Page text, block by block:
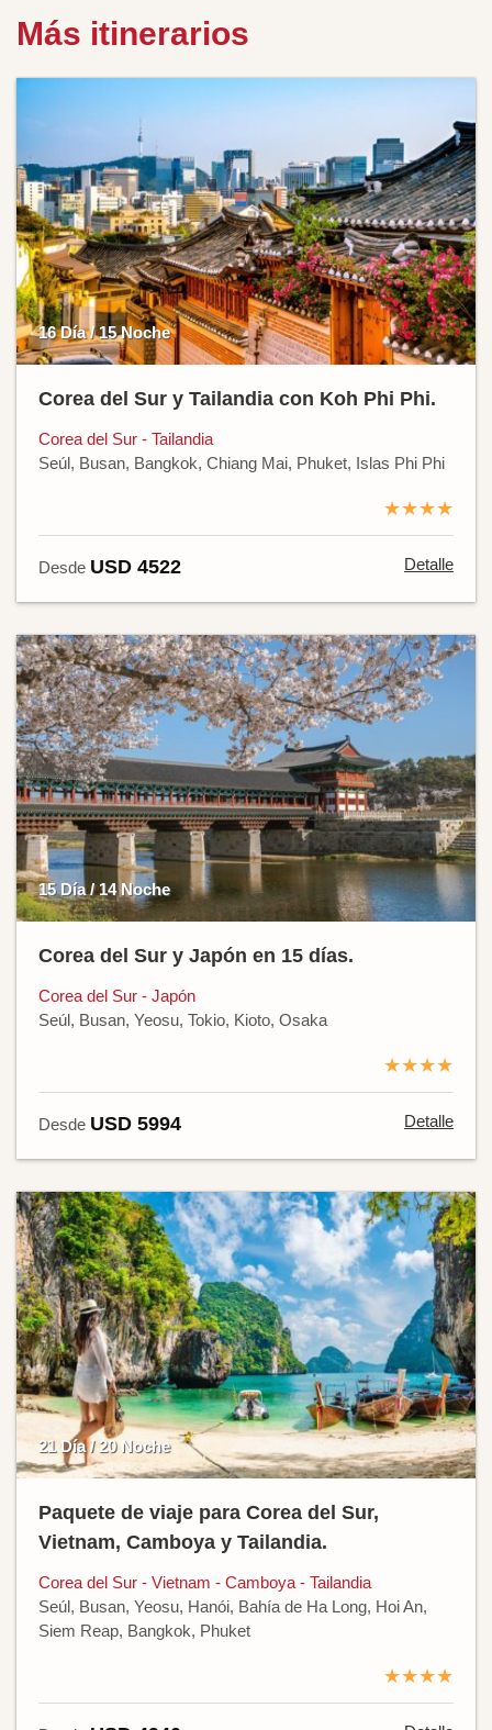
Más itinerarios
16 Día / 15 Noche
Corea del Sur y Tailandia con Koh Phi Phi.
Corea del Sur - Tailandia
Seúl, Busan, Bangkok, Chiang Mai, Phuket, Islas Phi Phi
★★★★
Desde USD 4522 Detalle
15 Día / 14 Noche
Corea del Sur y Japón en 15 días.
Corea del Sur - Japón
Seúl, Busan, Yeosu, Tokio, Kioto, Osaka
★★★★
Desde USD 5994 Detalle
21 Día / 20 Noche
Paquete de viaje para Corea del Sur,
Vietnam, Camboya y Tailandia.
Corea del Sur - Vietnam - Camboya - Tailandia
Seúl, Busan, Yeosu, Hanói, Bahía de Ha Long, Hoi An,
Siem Reap, Bangkok, Phuket
★★★★